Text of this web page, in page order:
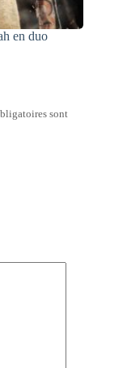
en duo
sont